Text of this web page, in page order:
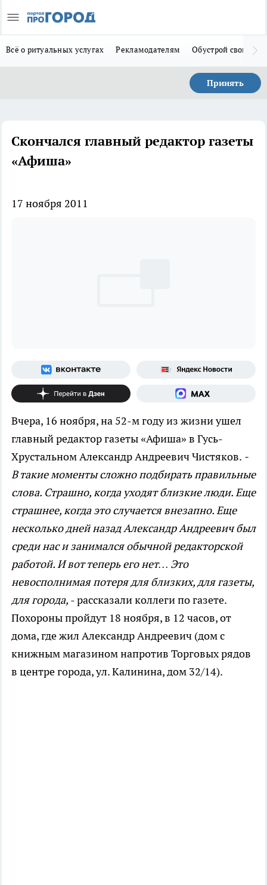
Всё о ритуальных услугах Рекламодателям Обустрой свой дом
Принять
Скончался главный редактор газеты
«Афиша»
17 ноября 2011
Вчера, 16 ноября, на 52-м году из жизни ушел
главный редактор газеты «Афиша» в Гусь-
Хрустальном Александр Андреевич Чистяков. -
В такие моменты сложно подбирать правильные
слова. Страшно, когда уходят близкие люди. Еще
страшнее, когда это случается внезапно. Еще
несколько дней назад Александр Андреевич был
среди нас и занимался обычной редакторской
работой. И вот теперь его нет… Это
невосполнимая потеря для близких, для газеты,
для города, - рассказали коллеги по газете.
Похороны пройдут 18 ноября, в 12 часов, от
дома, где жил Александр Андреевич (дом с
книжным магазином напротив Торговых рядов
в центре города, ул. Калинина, дом 32/14).